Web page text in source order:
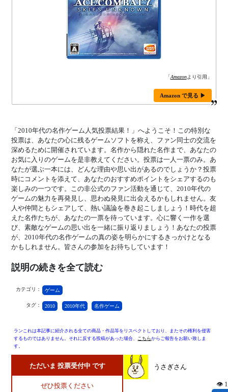
「Amazonより引用」
Amazon で見る ▶
「2010年代の名作ゲーム人気投票結果！」へようこそ！この特別な
投票は、あなたの心に残るゲームソフトを称え、ファン同士の交流を
深めるために開催されています。名作から隠れた名作まで、あなたの
お気に入りのゲームを是非教えてください。投票は一人一票のみ。あ
なたが選ぶ一本には、どんな理由や思い出があるのでしょうか？投票
時にコメントを添えて、あなたのおすすめポイントをシェアするのも
楽しみの一つです。この非公式のファン活動を通じて、2010年代の
ゲームの魅力を再発見し、思わぬ発見に出会えるかもしれません。友
人や仲間ともシェアして、熱い議論を巻き起こしましょう！時代を超
えた名作たちが、あなたの一票を待っています。心に響く一作を選
び、素敵なゲームの思い出を一緒に振り返りましょう！あなたの投票
が、2010年代の名作ゲームの真の姿を明らかにするきっかけとなる
かもしれません。皆さんの参加をお待ちしています！
説明の続きを全て読む
カテゴリ： ゲーム
タグ： 2010 2010年代 名作ゲーム
ランこれは本記事に紹介される全ての商品・作品等をリスペクトしており、またその権利を侵害
するものではありません。それに反する投稿があった場合、 こちらからご報告をお願い致しま
す。
ただいま 投票受付中 です
ぜひ投票ください
うさぎさん
👁